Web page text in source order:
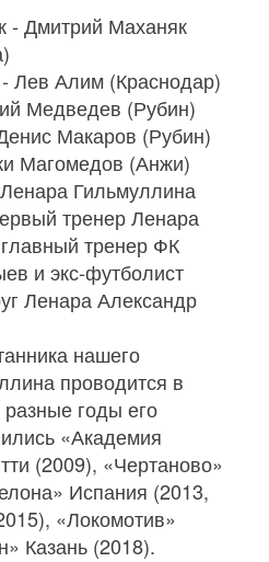
- Дмитрий Маханяк
Лев Алим (Краснодар)
Медведев (Рубин)
Макаров (Рубин)
Магомедов (Анжи)
Гильмуллина
тренер Ленара
тренер ФК
и экс-футболист
Ленара Александр
нашего
проводится в
годы его
«Академия
(2009), «Чертаново»
Испания (2013,
«Локомотив»
Казань (2018).